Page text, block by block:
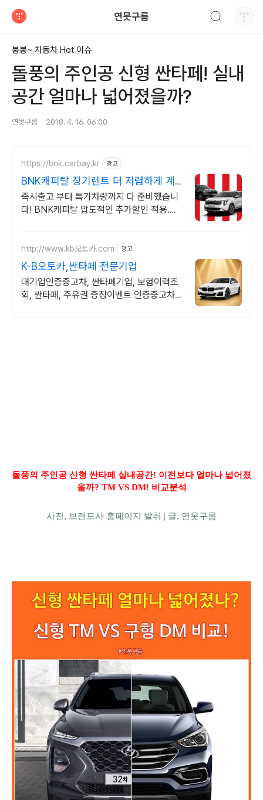
연못구름
붕붕~ 자동차 Hot 이슈
돌풍의 주인공 신형 싼타페! 실내
공간 얼마나 넓어졌을까?
연못구름 2018. 4. 16. 06:00
https://bnk.carbay.kr 광고
BNK캐피탈 장기렌트 더 저렴하게 계
약하고
즉시출고 부터 특가차량까지 다 준비했습니
다! BNK캐피탈 압도적인 추가할인 적용.
http://www.kb오토카.com 광고
K-B오토카,싼타페 전문기업
대기업인증중고차, 싼타페기업, 보험이력조
회, 싼타페, 주유권 증정이벤트 인증중고차 7
돌풍의 주인공 신형 싼타페 실내공간! 이전보다 얼마나 넓어졌
을까? TM VS DM! 비교분석
사진, 브랜드사 홈페이지 발취 | 글, 연못구름